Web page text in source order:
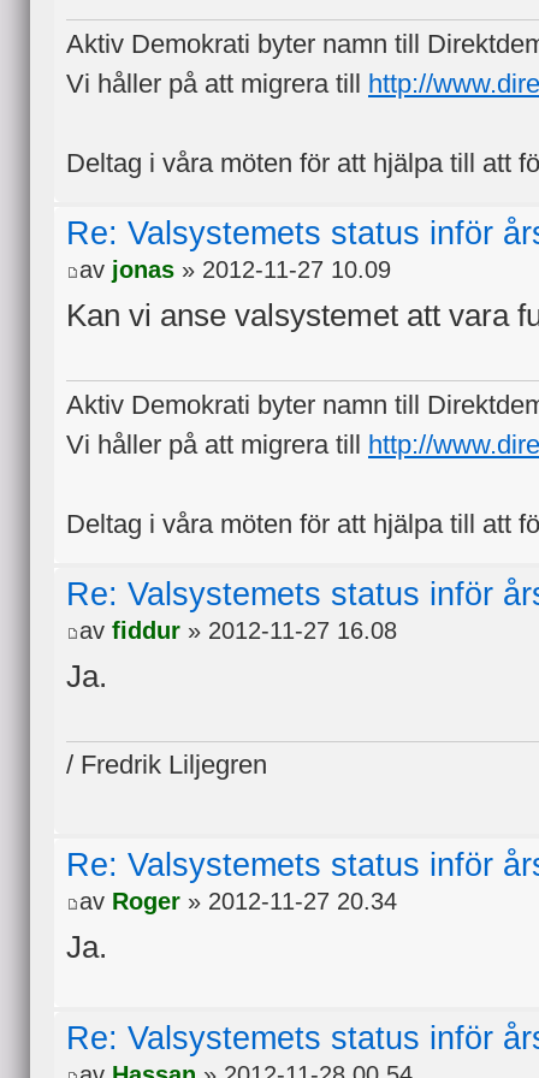
Aktiv Demokrati byter namn till
Vi håller på att migrera till http://
Deltag i våra möten för att hjälpa till att
Re: Valsystemets status inför
av jonas » 2012-11-27 10.09
Kan vi anse valsystemet att vara
Aktiv Demokrati byter namn till
Vi håller på att migrera till http://
Deltag i våra möten för att hjälpa till att
Re: Valsystemets status inför
av fiddur » 2012-11-27 16.08
Ja.
/ Fredrik Liljegren
Re: Valsystemets status inför
av Roger » 2012-11-27 20.34
Ja.
Re: Valsystemets status inför